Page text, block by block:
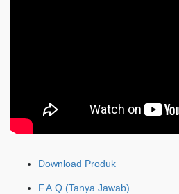
Download Produk
F.A.Q (Tanya Jawab)